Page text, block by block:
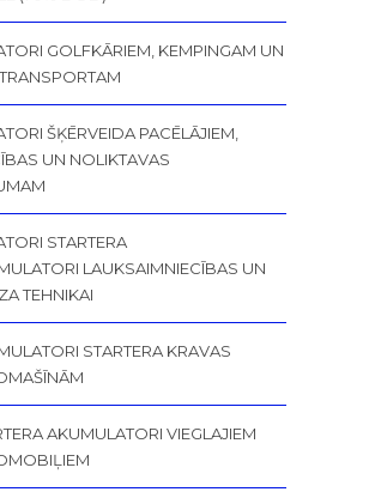
GOLFKĀRIEM, KEMPINGAM UN
ŠĶĒRVEIDA PACĒLĀJIEM,
UN NOLIKTAVAS
STARTERA
LAUKSAIMNIECĪBAS UN
TEHNIKAI
STARTERA KRAVAS
AKUMULATORI VIEGLAJIEM